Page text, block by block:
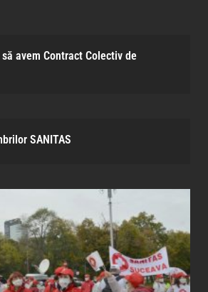
avem Contract Colectiv de
SANITAS​